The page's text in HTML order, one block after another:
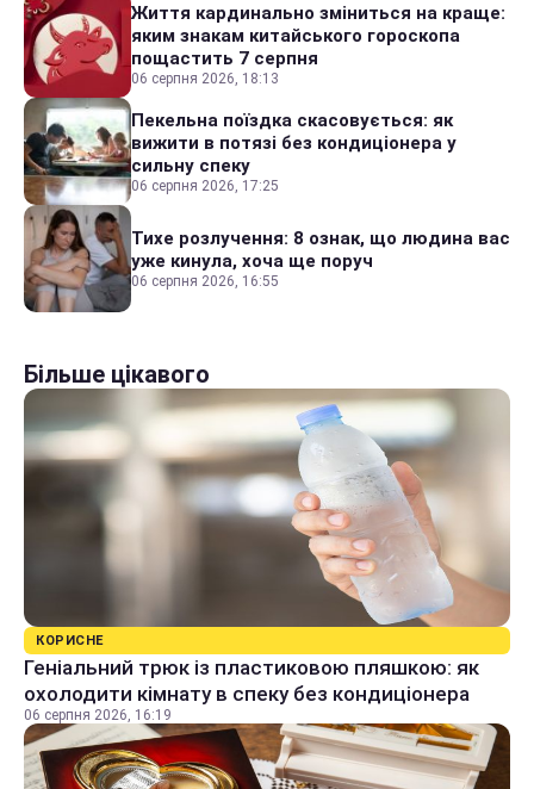
Життя кардинально зміниться на краще:
яким знакам китайського гороскопа
пощастить 7 серпня
06 серпня 2026, 18:13
Пекельна поїздка скасовується: як
вижити в потязі без кондиціонера у
сильну спеку
06 серпня 2026, 17:25
Тихе розлучення: 8 ознак, що людина вас
уже кинула, хоча ще поруч
06 серпня 2026, 16:55
Більше цікавого
КОРИСНЕ
Геніальний трюк із пластиковою пляшкою: як
охолодити кімнату в спеку без кондиціонера
06 серпня 2026, 16:19